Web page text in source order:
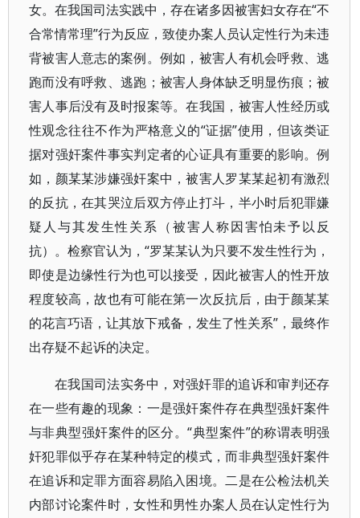
女。在我国司法实践中，存在诸多因被害妇女存在“不
合常情常理”行为反应，致使办案人员认定性行为未违
背被害人意志的案例。例如，被害人有机会呼救、逃
跑而没有呼救、逃跑；被害人身体缺乏明显伤痕；被
害人事后没有及时报案等。在我国，被害人性经历或
性观念往往不作为严格意义的“证据”使用，但该类证
据对强奸案件事实判定者的心证具有重要的影响。例
如，颜某某涉嫌强奸案中，被害人罗某某起初有激烈
的反抗，在其哭泣后双方停止打斗，半小时后犯罪嫌
疑人与其发生性关系（被害人称因害怕未予以反
抗）。检察官认为，“罗某某认为只要不发生性行为，
即使是边缘性行为也可以接受，因此被害人的性开放
程度较高，故也有可能在第一次反抗后，由于颜某某
的花言巧语，让其放下戒备，发生了性关系”，最终作
出存疑不起诉的决定。
在我国司法实务中，对强奸罪的追诉和审判还存
在一些有趣的现象：一是强奸案件存在典型强奸案件
与非典型强奸案件的区分。“典型案件”的称谓表明强
奸犯罪似乎存在某种特定的模式，而非典型强奸案件
在追诉和定罪方面容易陷入困境。二是在公检法机关
内部讨论案件时，女性和男性办案人员在认定性行为